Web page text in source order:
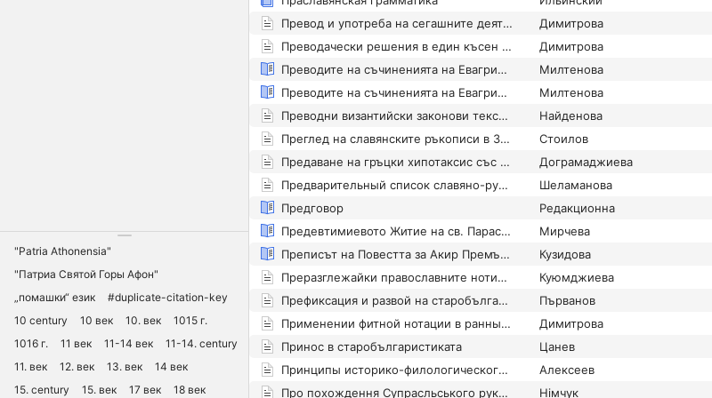
"Patria Athonensia"
"Патриа Святой Горы Афон"
„помашки“ език
#duplicate-citation-key
10 century
10 век 10. век
1015 г.
1016 г.
11 век 11-14 век
11-14. century
11. век
12. век 13. век
14 век
15. century
15. век 17 век 18 век
Превод и употреба на сегашните деятелни причастия в два текста на Супрасълкия сборник
Димитрова
Преводачески решения в един късен превод на тълкувания към Песен на Песните, запазен в рилския ръкопис 2/24
Димитрова
Преводите на съчиненията на Евагрий Понтийски (36-399) в старобългарската литература
Милтенова
Преводите на съчиненията на Евагрий Понтийски (36-399) в старобългарската литература
Милтенова
Преводни византийски законови текстове в средновековна България
Найденова
Преглед на славянските ръкописи в Зографския мънастир.
Стоилов
Предаване на гръцки хипотаксис със старобългарски паратаксис
Дограмаджиева
Предварительный список славяно-русских рукописей Xl-XIV вв., хранящихся в СССР (для Сводного каталога рукописных книг, хранящихся в СССР, до конца XIV в. включительно)
Шеламанова
Предговор
Редакционна
Предевтимиевото Житие на св. Параскева (Петка) Търновска
Мирчева
Преписът на Повестта за Акир Премъдри в ръкопис № 29 от манастира Савина (около 1380 г.)
Кузидова
Преразглежайки православните нотирани ръкописи от края на XII и XIII век, свързани с България
Куюмджиева
Префиксация и развой на старобългарските първични им-перфективи
Първанов
Применении фитной нотации в ранных славянских и греческих Минеях
Димитрова
Принос в старобългаристиката
Цанев
Принципы историко-филологического изучения литературного наследия Кирилла и Мефодия
Алексеев
Про похождення Супрасльського рукопису
Нiмчук